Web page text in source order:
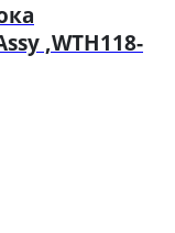
,WTH118-